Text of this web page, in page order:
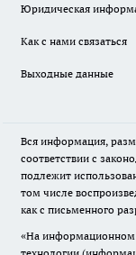
Юридическая
Как с нами связаться
Выходные данные
Вся информация,
соответствии с
подлежит
том числе
как с письменного
«На информационном